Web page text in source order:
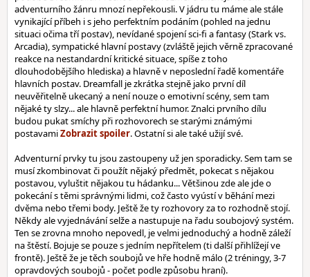
adventurního žánru mnozí nepřekousli. V jádru tu máme ale stále
vynikající příbeh i s jeho perfektním podáním (pohled na jednu
situaci očima tří postav), nevídané spojení sci-fi a fantasy (Stark vs.
Arcadia), sympatické hlavní postavy (zvláště jejich věrně zpracované
reakce na nestandardní kritické situace, spíše z toho
dlouhodobějšího hlediska) a hlavně v neposlední řadě komentáře
hlavních postav. Dreamfall je zkrátka stejně jako první díl
neuvěřitelně ukecaný a není nouze o emotivní scény, sem tam
nějaké ty slzy... ale hlavně perfektní humor. Znalci prvního dílu
budou pukat smíchy při rozhovorech se starými známými
postavami
. Ostatní si ale také užijí své.
Adventurní prvky tu jsou zastoupeny už jen sporadicky. Sem tam se
musí zkombinovat či použít nějaký předmět, pokecat s nějakou
postavou, vyluštit nějakou tu hádanku... Většinou zde ale jde o
pokecání s těmi správnými lidmi, což často vyústí v běhání mezi
dvěma nebo třemi body. Ještě že ty rozhovory za to rozhodně stojí.
Někdy ale vyjednávání selže a nastupuje na řadu soubojový systém.
Ten se zrovna mnoho nepovedl, je velmi jednoduchý a hodně záleží
na štěstí. Bojuje se pouze s jedním nepřítelem (ti další přihlížejí ve
frontě). Ještě že je těch soubojů ve hře hodně málo (2 tréningy, 3-7
opravdových soubojů - počet podle způsobu hraní).